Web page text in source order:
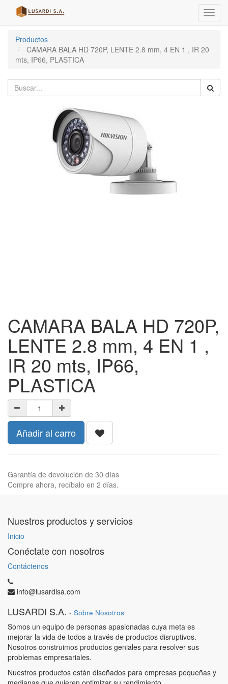
Menú
de
Productos
CAMARA BALA HD 720P, LENTE 2.8 mm, 4 EN 1 , IR 20
mts, IP66, PLASTICA
CAMARA BALA HD 720P,
LENTE 2.8 mm, 4 EN 1 ,
IR 20 mts, IP66,
PLASTICA
Añadir al carro
Garantía de devolución de 30 días
Compre ahora, recíbalo en 2 días.
Nuestros productos y servicios
Inicio
Conéctate con nosotros
Contáctenos
info@lusardisa.com
LUSARDI S.A. - Sobre Nosotros
Somos un equipo de personas apasionadas cuya meta es
mejorar la vida de todos a través de productos disruptivos.
Nosotros construimos productos geniales para resolver sus
problemas empresariales.
Nuestros productos están diseñados para empresas pequeñas y